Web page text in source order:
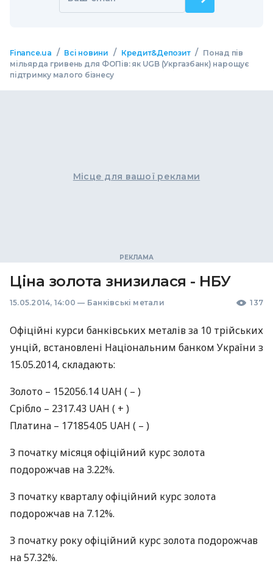
Finance.ua / Всі новини / Кредит&Депозит / Понад пів
мільярда гривень для ФОПів: як UGB (Укргазбанк) нарощує
підтримку малого бізнесу
Місце для вашої реклами
Ціна золота знизилася - НБУ
15.05.2014, 14:00 — Банківські метали 137
Офіційні курси банківських металів за 10 трiйських
унцій, встановлені Національним банком України з
15.05.2014, складають:
Золото – 152056.14 UAH ( – )
Срiбло – 2317.43 UAH ( + )
Платина – 171854.05 UAH ( – )
З початку місяця офіційний курс золота
подорожчав на 3.22%.
З початку кварталу офіційний курс золота
подорожчав на 7.12%.
З початку року офіційний курс золота подорожчав
на 57.32%.